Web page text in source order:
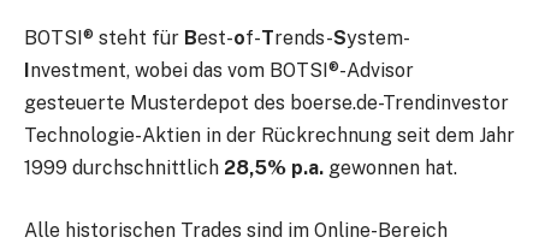
BOTSI® steht für Best-of-Trends-System-
nvestment, wobei das vom BOTSI®-Advisor
gesteuerte Musterdepot des boerse.de-Trendinvestor
Technologie-Aktien in der Rückrechnung seit dem Jahr
1999 durchschnittlich 28,5% p.a. gewonnen hat.
Alle historischen Trades sind im Online-Bereich